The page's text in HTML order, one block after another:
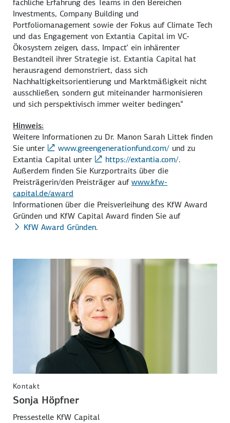
fachliche Erfahrung des Teams in den Bereichen
Investments, Company Building und
Portfoliomanagement sowie der Fokus auf Climate Tech
und das Engagement von Extantia Capital im VC-
Ökosystem zeigen, dass, Impact‘ ein inhärenter
Bestandteil ihrer Strategie ist. Extantia Capital hat
herausragend demonstriert, dass sich
Nachhaltigkeitsorientierung und Marktmäßigkeit nicht
ausschließen, sondern gut miteinander harmonisieren
und sich perspektivisch immer weiter bedingen.“
Hinweis:
Weitere Informationen zu Dr. Manon Sarah Littek finden
Sie unter
www.greengenerationfund.com/ und zu
Extantia Capital unter
https://extantia.com/.
Außerdem finden Sie Kurzportraits über die
Preisträgerin/den Preisträger aufwww.kfw-
capital.de/award
Informationen über die Preisverleihung des KfW Award
Gründen und KfW Capital Award finden Sie auf
KfW Award Gründen.
Kontakt
Sonja Höpfner
Pressestelle KfW Capital